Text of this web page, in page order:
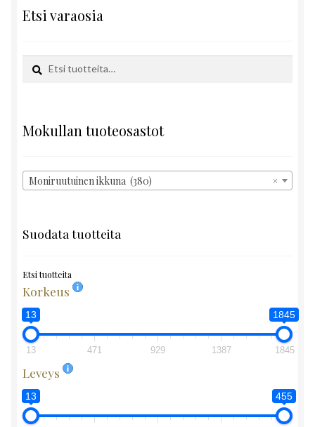
Etsi varaosia
Etsi:
Haku
Mokullan tuoteosastot
×
Moniruutuinen ikkuna (380)
Suodata tuotteita
Etsi tuotteita
Korkeus
13 1845
13 471 929 1387 1845
Leveys
13 455